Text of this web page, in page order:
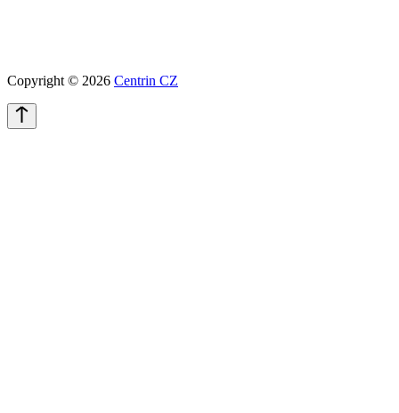
Copyright © 2026 Centrin CZ